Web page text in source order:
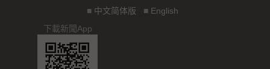
■ 中文简体版 ■ English
下載新聞App